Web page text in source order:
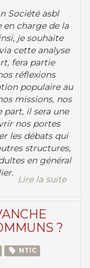
Société asbl
en charge de la
je souhaite
cette analyse
fera partie
réflexions
populaire au
missions, nos
part, il sera une
nos portes
les débats qui
structures,
en général
Lire la suite
Lire la suite
?
NTIC